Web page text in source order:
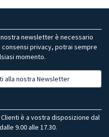
newsletter è necessario
privacy, potrai sempre
momento.
alla nostra Newsletter
è a vostra disposizione dal
9.00 alle 17.30.